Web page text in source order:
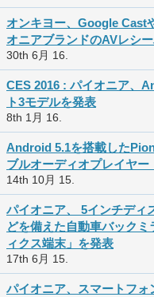
オンキヨー、Google Cast
オニアブランドのAVレシ
30th 6月 16.
CES 2016 : パイオニア、
ト3モデルを発表
8th 1月 16.
Android 5.1を搭載した
ブルオーディオプレイヤ
14th 10月 15.
パイオニア、 5インチディ
どを備えた自動車バック
ィクス端末」を発表
17th 6月 15.
パイオニア、スマートフ